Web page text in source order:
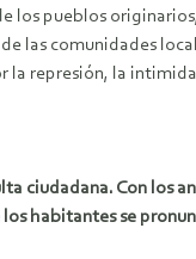
los pueblos
las comunidades
la represión, la
ciudadana. Con los
habitantes se